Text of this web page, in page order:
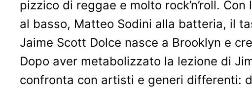
pizzico di reggae e molto rock’n’roll.
al basso, Matteo Sodini alla batteria, il
Jaime Scott Dolce nasce a Brooklyn e
Dopo aver metabolizzato la lezione di
confronta con artisti e generi differenti: